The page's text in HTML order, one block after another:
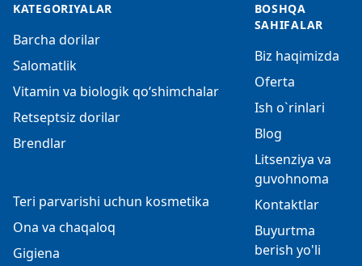
KATEGORIYALAR
Barcha dorilar
Salomatlik
Vitamin va biologik qo‘shimchalar
Retseptsiz dorilar
Brendlar
Teri parvarishi uchun kosmetika
Ona va chaqaloq
Gigiena
BOSHQA
SAHIFALAR
Biz haqimizda
Oferta
Ish o`rinlari
Blog
Litsenziya va
guvohnoma
Kontaktlar
Buyurtma
berish yo'li